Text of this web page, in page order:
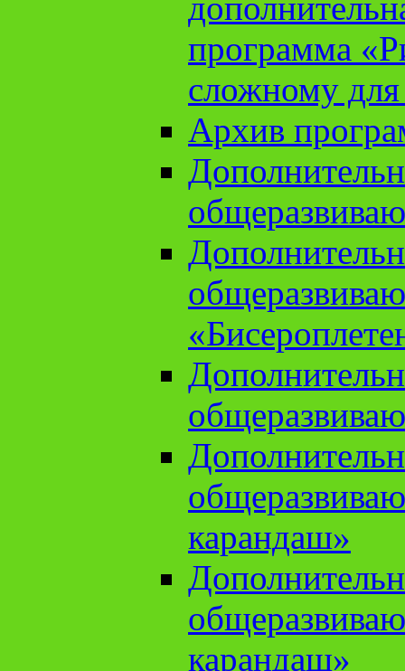
программа
сложному
Архив
карандаш»
карандаш»